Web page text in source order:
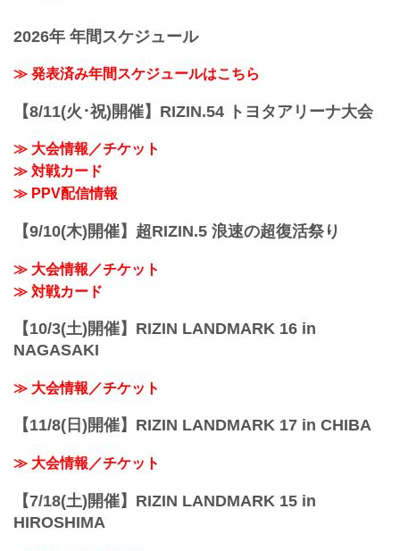
youtu.be
開催日時
始
※オープニングファイトは12:30開始
真駒内セキスイハイムアイスアリーナ
2026年 年間スケジュール
≫ 発表済み年間スケジュールはこちら
【8/11(火･祝)開催】RIZIN.54 トヨタアリーナ大会
≫ 大会情報／チケット
≫ 対戦カード
≫ PPV配信情報
【9/10(木)開催】超RIZIN.5 浪速の超復活祭り
≫ 大会情報／チケット
≫ 対戦カード
【10/3(土)開催】RIZIN LANDMARK 16 in
NAGASAKI
≫ 大会情報／チケット
【11/8(日)開催】RIZIN LANDMARK 17 in CHIBA
≫ 大会情報／チケット
【7/18(土)開催】RIZIN LANDMARK 15 in
HIROSHIMA